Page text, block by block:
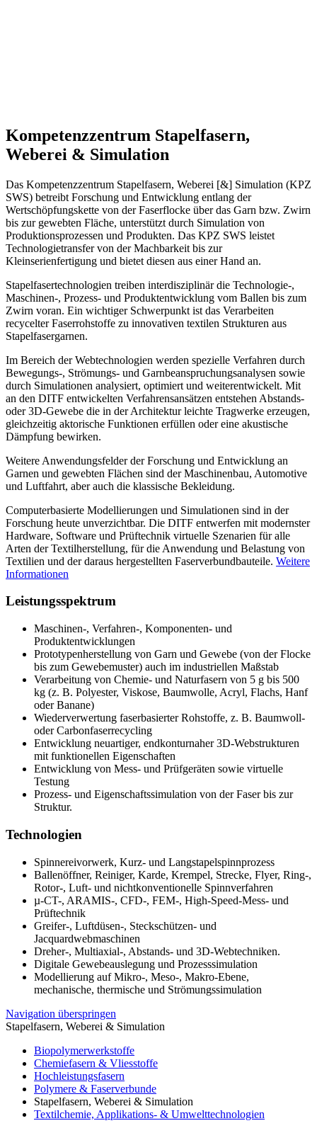
Kompetenzzentrum Stapelfasern,
Weberei & Simulation
Das Kompetenzzentrum Stapelfasern, Weberei [&] Simulation (KPZ
SWS) betreibt Forschung und Entwicklung entlang der
Wertschöpfungskette von der Faserflocke über das Garn bzw. Zwirn
bis zur gewebten Fläche, unterstützt durch Simulation von
Produktionsprozessen und Produkten. Das KPZ SWS leistet
Technologietransfer von der Machbarkeit bis zur
Kleinserienfertigung und bietet diesen aus einer Hand an.
Stapelfasertechnologien treiben interdisziplinär die Technologie-,
Maschinen-, Prozess- und Produktentwicklung vom Ballen bis zum
Zwirn voran. Ein wichtiger Schwerpunkt ist das Verarbeiten
recycelter Faserrohstoffe zu innovativen textilen Strukturen aus
Stapelfasergarnen.
Im Bereich der Webtechnologien werden spezielle Verfahren durch
Bewegungs-, Strömungs- und Garnbeanspruchungsanalysen sowie
durch Simulationen analysiert, optimiert und weiterentwickelt. Mit
an den DITF entwickelten Verfahrensansätzen entstehen Abstands-
oder 3D-Gewebe die in der Architektur leichte Tragwerke erzeugen,
gleichzeitig aktorische Funktionen erfüllen oder eine akustische
Dämpfung bewirken.
Weitere Anwendungsfelder der Forschung und Entwicklung an
Garnen und gewebten Flächen sind der Maschinenbau, Automotive
und Luftfahrt, aber auch die klassische Bekleidung.
Computerbasierte Modellierungen und Simulationen sind in der
Forschung heute unverzichtbar. Die DITF entwerfen mit modernster
Hardware, Software und Prüftechnik virtuelle Szenarien für alle
Arten der Textilherstellung, für die Anwendung und Belastung von
Textilien und der daraus hergestellten Faserverbundbauteile. Weitere
Informationen
Leistungsspektrum
Maschinen-, Verfahren-, Komponenten- und
Produktentwicklungen
Prototypenherstellung von Garn und Gewebe (von der Flocke
bis zum Gewebemuster) auch im industriellen Maßstab
Verarbeitung von Chemie- und Naturfasern von 5 g bis 500
kg (z. B. Polyester, Viskose, Baumwolle, Acryl, Flachs, Hanf
oder Banane)
Wiederverwertung faserbasierter Rohstoffe, z. B. Baumwoll-
oder Carbonfaserrecycling
Entwicklung neuartiger, endkonturnaher 3D-Webstrukturen
mit funktionellen Eigenschaften
Entwicklung von Mess- und Prüfgeräten sowie virtuelle
Testung
Prozess- und Eigenschaftssimulation von der Faser bis zur
Struktur.
Technologien
Spinnereivorwerk, Kurz- und Langstapelspinnprozess
Ballenöffner, Reiniger, Karde, Krempel, Strecke, Flyer, Ring-,
Rotor-, Luft- und nichtkonventionelle Spinnverfahren
µ-CT-, ARAMIS-, CFD-, FEM-, High-Speed-Mess- und
Prüftechnik
Greifer-, Luftdüsen-, Steckschützen- und
Jacquardwebmaschinen
Dreher-, Multiaxial-, Abstands- und 3D-Webtechniken.
Digitale Gewebeauslegung und Prozesssimulation
Modellierung auf Mikro-, Meso-, Makro-Ebene,
mechanische, thermische und Strömungssimulation
Navigation überspringen
Stapelfasern, Weberei & Simulation
Biopolymerwerkstoffe
Chemiefasern & Vliesstoffe
Hochleistungsfasern
Polymere & Faserverbunde
Stapelfasern, Weberei & Simulation
Textilchemie, Applikations- & Umwelttechnologien